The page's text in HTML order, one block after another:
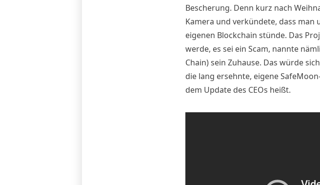
Bescherung. Denn kurz nach
Kamera und verkündete, dass
eigenen Blockchain stünde. Das
werde, es sei ein Scam, nannte
Chain) sein Zuhause. Das würde
die lang ersehnte, eigene
dem Update des CEOs heißt.